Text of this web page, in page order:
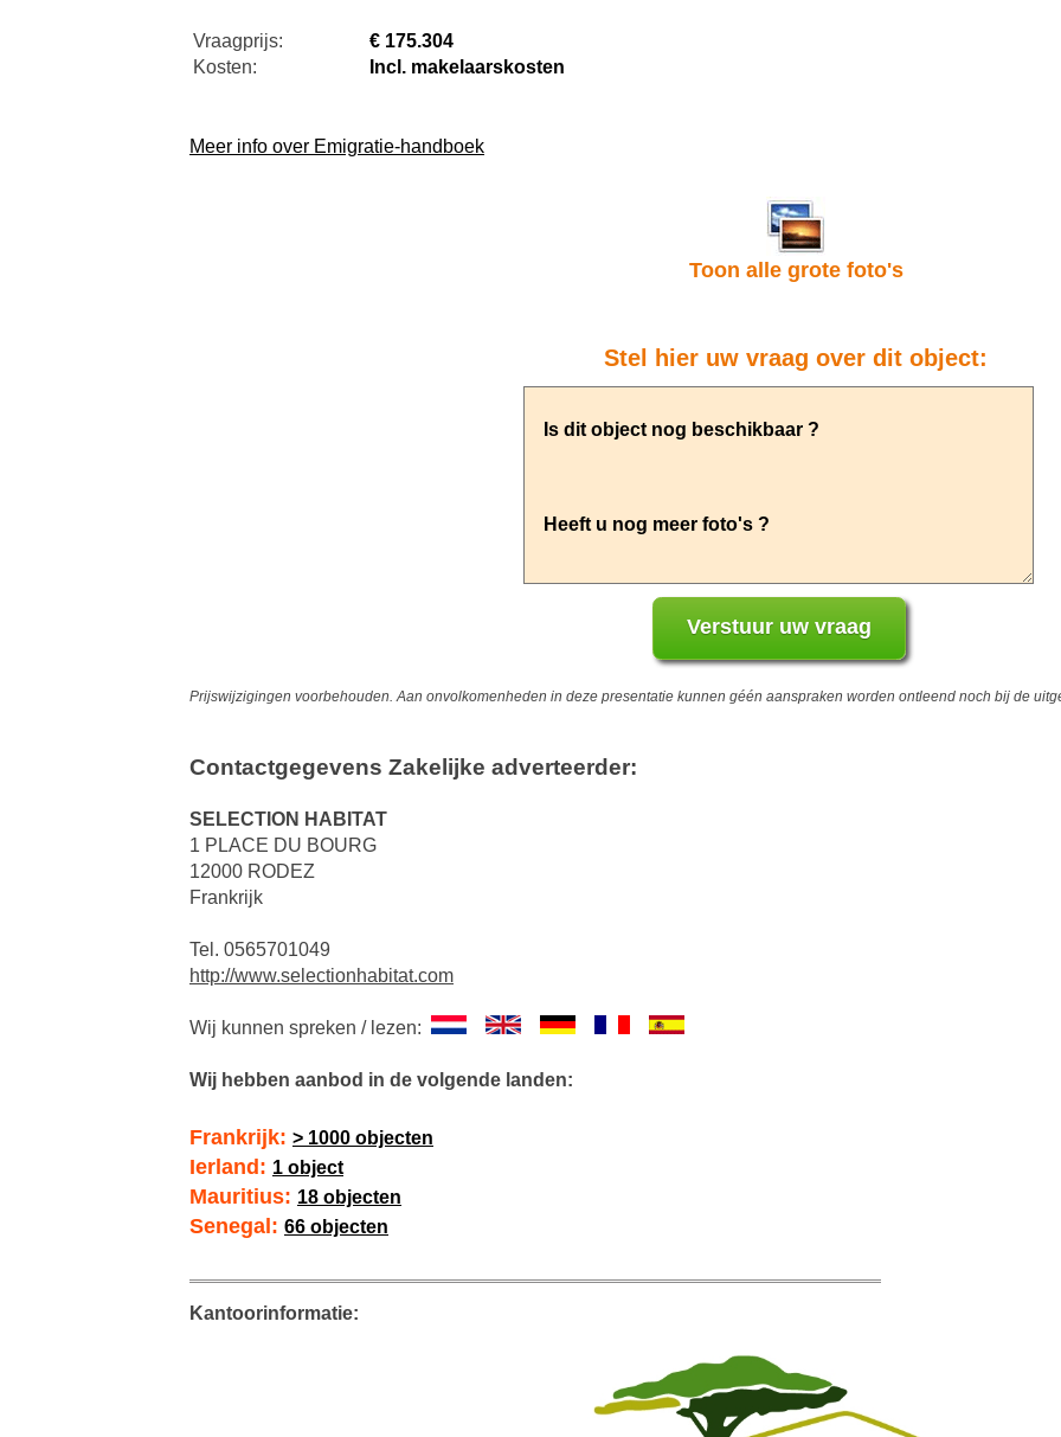
Vraagprijs:
€ 175.304
Kosten:
Incl. makelaarskosten
Meer info over Emigratie-handboek
Toon alle grote foto's
Stel hier uw vraag over dit object:
Prijswijzigingen voorbehouden. Aan onvolkomenheden in deze presentatie kunnen géén aanspraken worden ontleend noch bij de
Contactgegevens Zakelijke adverteerder:
SELECTION HABITAT
1 PLACE DU BOURG
12000 RODEZ
Frankrijk
Tel. 0565701049
http://www.selectionhabitat.com
Wij kunnen spreken / lezen:
Wij hebben aanbod in de volgende landen:
Frankrijk: > 1000 objecten
Ierland: 1 object
Mauritius: 18 objecten
Senegal: 66 objecten
Kantoorinformatie: